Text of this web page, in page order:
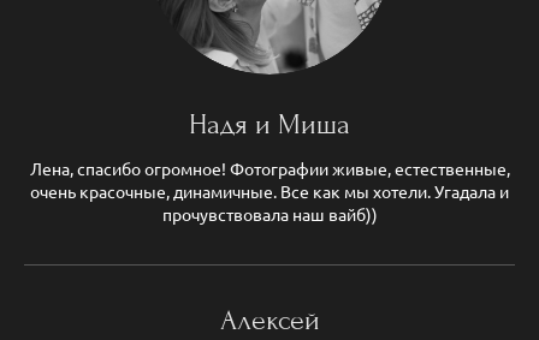
Надя и Миша
Лена, спасибо огромное! Фотографии живые, естественные,
очень красочные, динамичные. Все как мы хотели. Угадала и
прочувствовала наш вайб))
Алексей